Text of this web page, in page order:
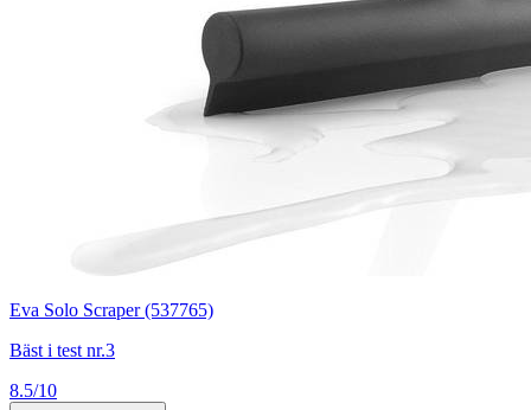
Eva Solo Scraper (537765)
Bäst i test nr.3
8.5/10